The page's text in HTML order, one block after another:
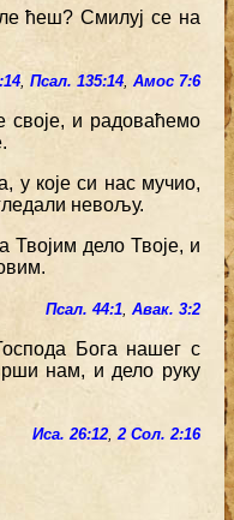
ћеш? Смилуј се на
, Псал. 135:14, Амос 7:6
своје, и радоваћемо
у које си нас мучио,
невољу.
Твојим дело Твоје, и
Псал. 44:1, Авак. 3:2
Бога нашег с
нам, и дело руку
Иса. 26:12,2 Сол. 2:16